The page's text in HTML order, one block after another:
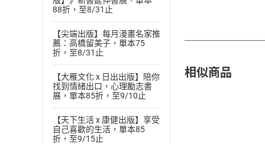
88折，至8/31止
【尖端出版】每月漫畫名家推
薦：高橋留美子，單本75
折，至8/31止
【大雁文化 x 日出出版】陪你
找到情緒出口，心理勵志書
展，單本85折，至9/10止
【天下生活 x 康健出版】享受
自己喜歡的生活，單本85
折，至9/15止
相似商品